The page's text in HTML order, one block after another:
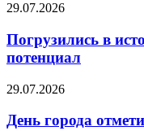
29.07.2026
Погрузились в
потенциал
29.07.2026
День города